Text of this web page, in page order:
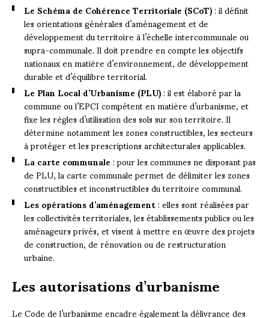
Le Schéma de Cohérence Territoriale (SCoT): il définit
les orientations générales d’aménagement et de
développement du territoire à l’échelle intercommunale ou
supra-communale. Il doit prendre en compte les objectifs
nationaux en matière d’environnement, de développement
durable et d’équilibre territorial.
Le Plan Local d’Urbanisme (PLU): il est élaboré par la
commune ou l’EPCI compétent en matière d’urbanisme, et
fixe les règles d’utilisation des sols sur son territoire. Il
détermine notamment les zones constructibles, les secteurs
à protéger et les prescriptions architecturales applicables.
La carte communale: pour les communes ne disposant pas
de PLU, la carte communale permet de délimiter les zones
constructibles et inconstructibles du territoire communal.
Les opérations d’aménagement: elles sont réalisées par
les collectivités territoriales, les établissements publics ou les
aménageurs privés, et visent à mettre en œuvre des projets
de construction, de rénovation ou de restructuration
urbaine.
Les autorisations d’urbanisme
Le Code de l’urbanisme encadre également la délivrance des